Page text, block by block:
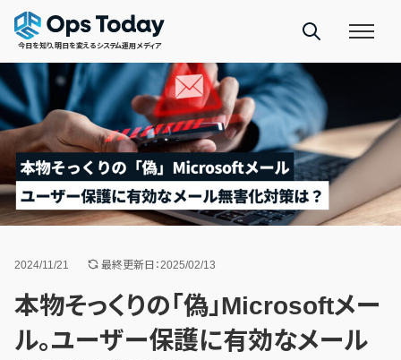
今日を知り、明日を変えるシステム運用メディア
2024/11/21 最終更新日：2025/02/13
本物そっくりの「偽」Microsoftメー
ル。ユーザー保護に有効なメール